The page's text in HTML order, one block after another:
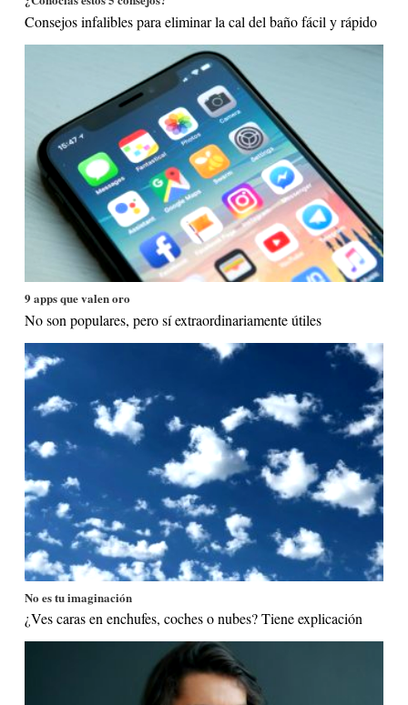
Consejos infalibles para eliminar la cal del baño fácil y rápido
9 apps que valen oro
No son populares, pero sí extraordinariamente útiles
No es tu imaginación
¿Ves caras en enchufes, coches o nubes? Tiene explicación